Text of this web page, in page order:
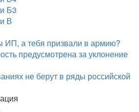
Б3
В
ИП, а тебя призвали в армию?
предусмотрена за уклонение
не берут в ряды российской